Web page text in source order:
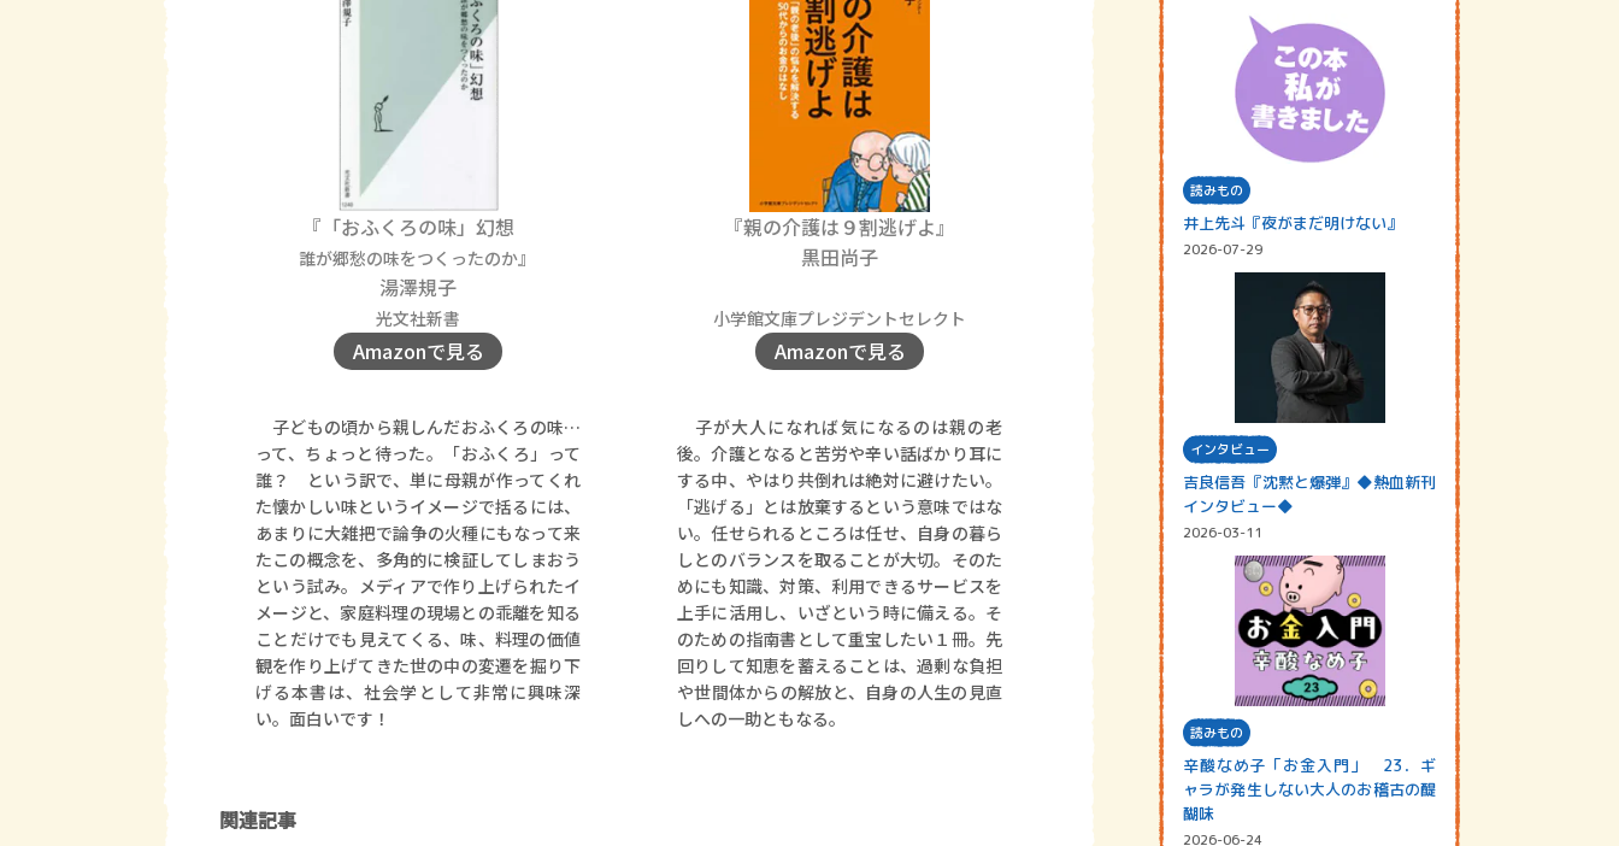
『「おふくろの味」幻想
誰が郷愁の味をつくったのか』
湯澤規子
光文社新書
Amazonで見る
子どもの頃から親しんだおふくろの味…
って、ちょっと待った。「おふくろ」って
誰？ という訳で、単に母親が作ってくれ
た懐かしい味というイメージで括るには、
あまりに大雑把で論争の火種にもなって来
たこの概念を、多角的に検証してしまおう
という試み。メディアで作り上げられたイ
メージと、家庭料理の現場との乖離を知る
ことだけでも見えてくる、味、料理の価値
観を作り上げてきた世の中の変遷を掘り下
げる本書は、社会学として非常に興味深
い。面白いです！
『親の介護は９割逃げよ』
黒田尚子
小学館文庫プレジデントセレクト
Amazonで見る
子が大人になれば気になるのは親の老
後。介護となると苦労や辛い話ばかり耳に
する中、やはり共倒れは絶対に避けたい。
「逃げる」とは放棄するという意味ではな
い。任せられるところは任せ、自身の暮ら
しとのバランスを取ることが大切。そのた
めにも知識、対策、利用できるサービスを
上手に活用し、いざという時に備える。そ
のための指南書として重宝したい１冊。先
回りして知恵を蓄えることは、過剰な負担
や世間体からの解放と、自身の人生の見直
しへの一助ともなる。
関連記事
読みもの
井上先斗『夜がまだ明けない』
2026-07-29
インタビュー
吉良信吾『沈黙と爆弾』◆熱血新刊
インタビュー◆
2026-03-11
読みもの
辛酸なめ子「お金入門」 23．ギ
ャラが発生しない大人のお稽古の醍
醐味
2026-06-24